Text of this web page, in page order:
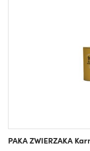
PAKA ZWIERZAKA